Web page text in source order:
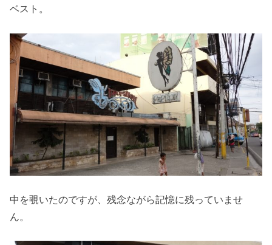
ベスト。
中を覗いたのですが、残念ながら記憶に残っていませ
ん。